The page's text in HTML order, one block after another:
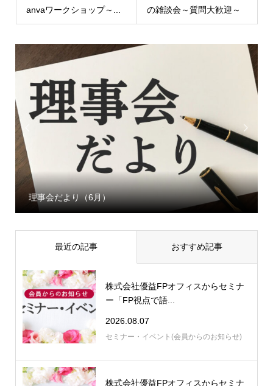
anvaワークショップ～...
の雑談会～質問大歓迎～
理事会だより（6月）

最近の記事 おすすめ記事
株式会社優益FPオフィスからセミナ
ー「FP視点で語...
2026.08.07
セミナー・イベント(会員からのお知らせ)
株式会社優益FPオフィスからセミナ